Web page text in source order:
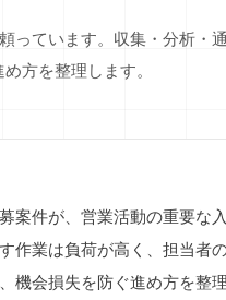
っています。収集・分析・
方を整理します。
案件が、営業活動の重要な
作業は負荷が高く、担当者
機会損失を防ぐ進め方を整理